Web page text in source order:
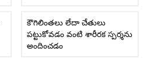
కౌగిలింతలు లేదా చేతులు
పట్టుకోవడం వంటి శారీరక స్పర్శను
అందించడం